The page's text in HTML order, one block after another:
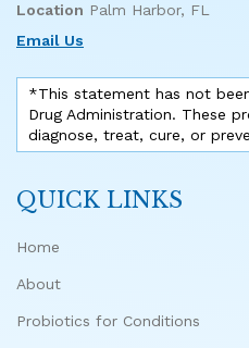
Location Palm Harbor, FL
Email Us
*This statement has not
Drug Administration. These
diagnose, treat, cure, or
QUICK LINKS
Home
About
Probiotics for Conditions